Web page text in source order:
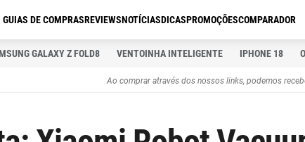
GUIAS DE COMPRASREVIEWSNOTÍCIASDICASPROMOÇÕESCOMPARADOR
GALAXY Z FOLD8 VENTOINHA INTELIGENTE IPHONE 18
Ao comprar através dos nossos links, podemos